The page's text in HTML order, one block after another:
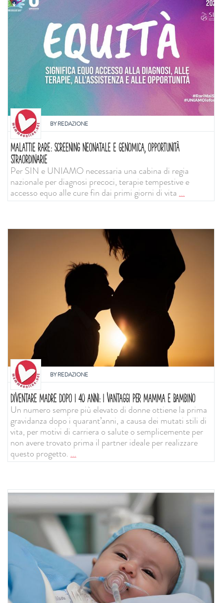
BYREDAZIONE
MALATTIE RARE: SCREENING NEONATALE E GENOMICA, OPPORTUNITÀ
STRAORDINARIE
Per SIN e UNIAMO necessaria una cabina di regia
nazionale per diagnosi precoci, terapie tempestive e
accesso equo alle cure fin dai primi giorni di vita ...
BYREDAZIONE
DIVENTARE MADRE DOPO I 40 ANNI: I VANTAGGI PER MAMMA E BAMBINO
Un numero sempre più elevato di donne ottiene la prima
gravidanza dopo i quarant’anni, a causa dei mutati stili di
vita, per motivi di carriera o salute o semplicemente per
non avere trovato prima il partner ideale per realizzare
questo progetto....